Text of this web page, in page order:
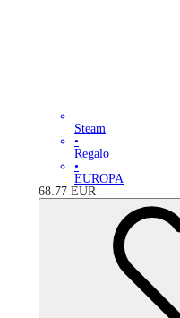
Steam
•
Regalo
•
EUROPA
68.77 EUR